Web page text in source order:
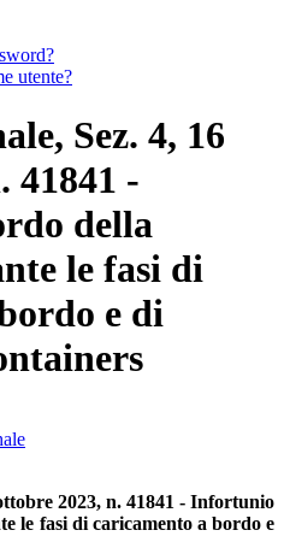
utente?
Sez. 4, 16
41841 -
della
le fasi di
e di
2023, n. 41841 - Infortunio
le fasi di caricamento a bordo e